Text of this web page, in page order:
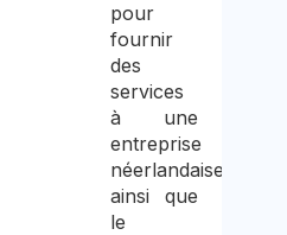
pour
fournir
des
services
à une
entreprise
néerlandaise,
ainsi que
le